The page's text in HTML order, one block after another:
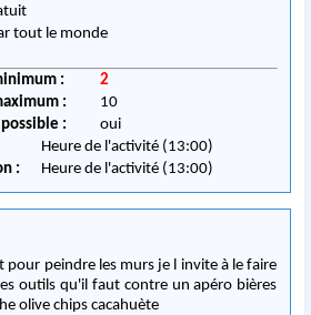
tout le monde
:
2
:
10
:
oui
Heure de l'activité (13:00)
:
Heure de l'activité (13:00)
pour peindre les murs je l invite à le faire
outils qu'il faut contre un apéro bières
olive chips cacahuète